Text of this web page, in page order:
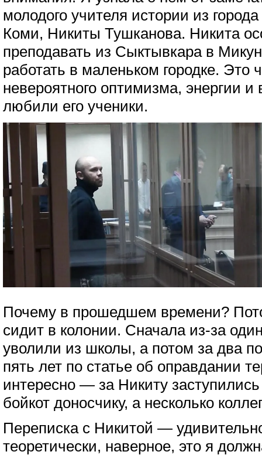
молодого учителя истории из
Коми, Никиты Тушканова. Никита
преподавать из Сыктывкара в
работать в маленьком городке. Это
невероятного оптимизма, энергии
любили его ученики.
Почему в прошедшем времени?
сидит в колонии. Сначала из-за
уволили из школы, а потом за два
пять лет по статье об оправдании
интересно — за Никиту
бойкот доносчику, а несколько
Переписка с Никитой —
теоретически, наверное, это я